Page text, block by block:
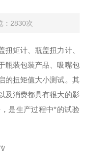
：2830次
矩计、瓶盖扭力计、
瓶装包装产品、吸嘴包
的扭矩值大小测试。其
及消费都具有很大的影
是生产过程中*的试验